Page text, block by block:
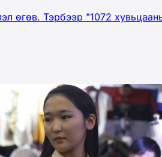
өгөв. Тэрбээр "1072